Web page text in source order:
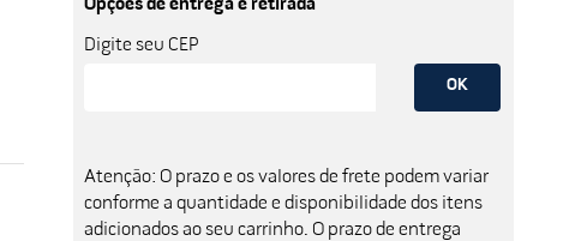
Opções de entrega e retirada
Digite seu CEP
OK
Atenção: O prazo e os valores de frete podem variar
conforme a quantidade e disponibilidade dos itens
adicionados ao seu carrinho. O prazo de entrega